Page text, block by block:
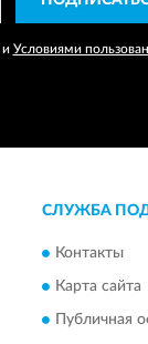
и Условиями
СЛУЖБА
Контакты
Карта сайта
Публичная